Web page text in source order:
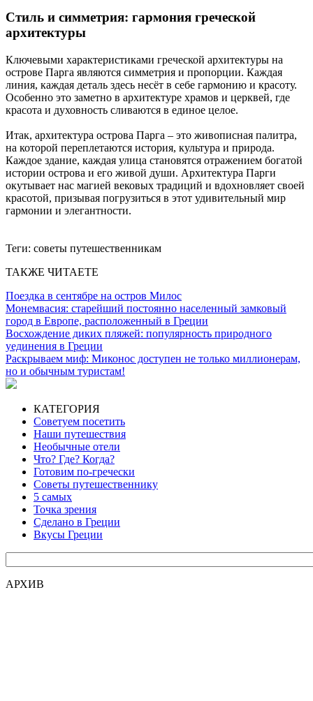
Стиль и симметрия: гармония греческой
архитектуры
Ключевыми характеристиками греческой архитектуры на
острове Парга являются симметрия и пропорции. Каждая
линия, каждая деталь здесь несёт в себе гармонию и красоту.
Особенно это заметно в архитектуре храмов и церквей, где
красота и духовность сливаются в единое целое.
Итак, архитектура острова Парга – это живописная палитра,
на которой переплетаются история, культура и природа.
Каждое здание, каждая улица становятся отражением богатой
истории острова и его живой души. Архитектура Парги
окутывает нас магией вековых традиций и вдохновляет своей
красотой, призывая погрузиться в этот удивительный мир
гармонии и элегантности.
Теги: советы путешественникам
ТАКЖЕ ЧИТАЕТЕ
Поездка в сентябре на остров Милос
Монемвасия: старейший постоянно населенный замковый
город в Европе, расположенный в Греции
Восхождение диких пляжей: популярность природного
уединения в Греции
Раскрываем миф: Миконос доступен не только миллионерам,
но и обычным туристам!
КАТЕГОРИЯ
Советуем посетить
Наши путешествия
Необычные отели
Что? Где? Когда?
Готовим по-гречески
Советы путешественнику
5 самых
Точка зрения
Сделано в Греции
Вкусы Греции
АРХИВ